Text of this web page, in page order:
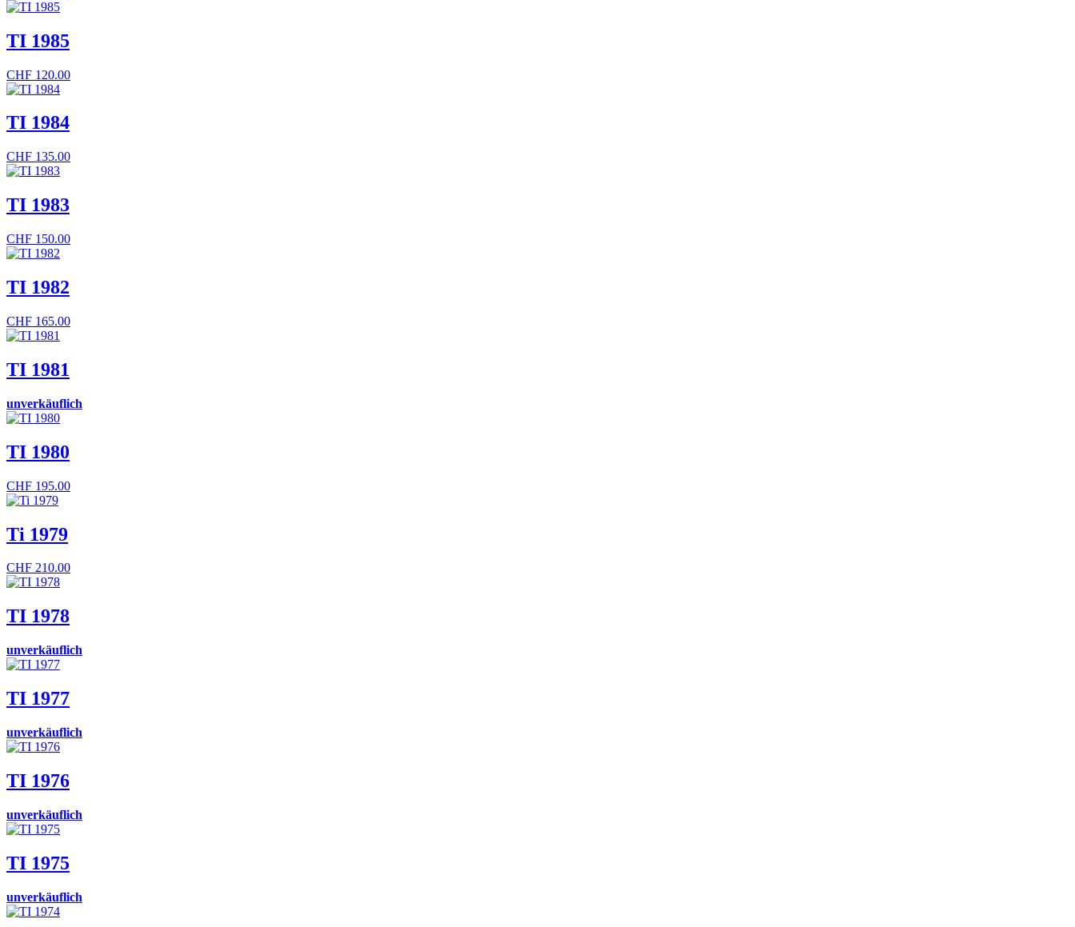
TI 1985
CHF 120.00
TI 1984
CHF 135.00
TI 1983
CHF 150.00
TI 1982
CHF 165.00
TI 1981
unverkäuflich
TI 1980
CHF 195.00
Ti 1979
CHF 210.00
TI 1978
unverkäuflich
TI 1977
unverkäuflich
TI 1976
unverkäuflich
TI 1975
unverkäuflich